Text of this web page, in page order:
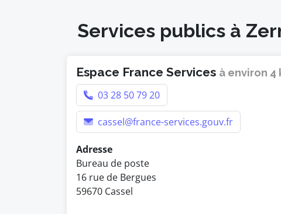
Services publics à
Espace France Services à environ 4
03 28 50 79 20
cassel@france-services.gouv.fr
Adresse
Bureau de poste
16 rue de Bergues
59670 Cassel